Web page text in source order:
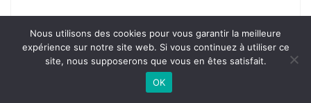
Twitter/X
Nous utilisons des cookies pour vous garantir la meilleure
expérience sur notre site web. Si vous continuez à utiliser ce
site, nous supposerons que vous en êtes satisfait.
OK